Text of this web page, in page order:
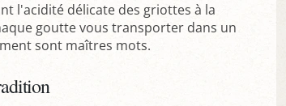
l'acidité délicate des griottes à la
goutte vous transporter dans un
sont maîtres mots.